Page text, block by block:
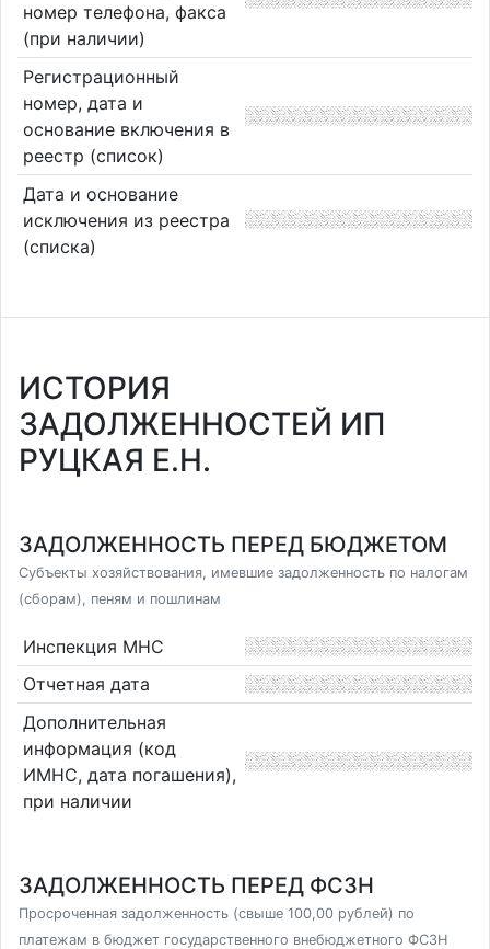
номер телефона, факса
(при наличии)
Регистрационный
номер, дата и
основание включения в
реестр (список)
Дата и основание
исключения из реестра
(списка)
ИСТОРИЯ
ЗАДОЛЖЕННОСТЕЙ ИП
РУЦКАЯ Е.Н.
ЗАДОЛЖЕННОСТЬ ПЕРЕД БЮДЖЕТОМ
Субъекты хозяйствования, имевшие задолженность по налогам
(сборам), пеням и пошлинам
Инспекция МНС
Отчетная дата
Дополнительная
информация (код
ИМНС, дата погашения),
при наличии
ЗАДОЛЖЕННОСТЬ ПЕРЕД ФСЗН
Просроченная задолженность (свыше 100,00 рублей) по
платежам в бюджет государственного внебюджетного ФСЗН